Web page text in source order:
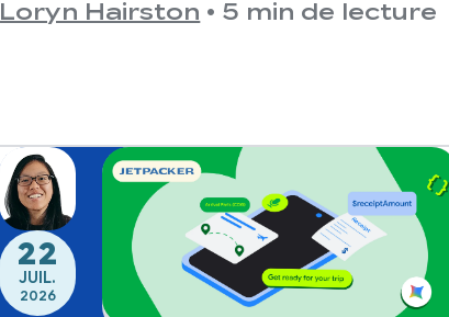
considérablement évolué au fil des ans, et nous
Loryn Hairston • 5 min de lecture
22
JUIL.
2026